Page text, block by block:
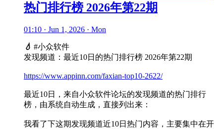
热门排行榜 2026年第22期
01:10 · Jun 1, 2026 · Mon
💧 #小众软件
发现频道：最近10日的热门排行榜 2026年第22期
https://www.appinn.com/faxian-top10-2622/
最近10日，来自小众软件论坛的发现频道的热门排行
榜，由系统自动生成，直接列出来：
我看了下这期发现频道近10日热门内容，主要集中在开